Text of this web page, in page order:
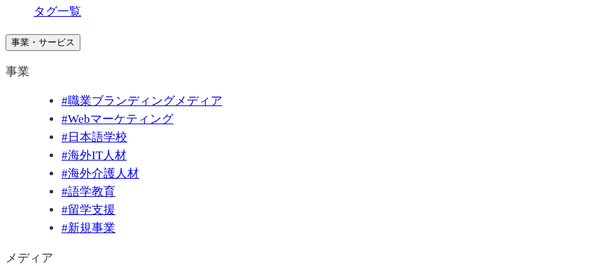
タグ一覧
事業・サービス
事業
#職業ブランディングメディア
#Webマーケティング
# 日本語学校
#海外IT人材
#海外介護人材
#語学教育
#留学支援
#新規事業
メディア